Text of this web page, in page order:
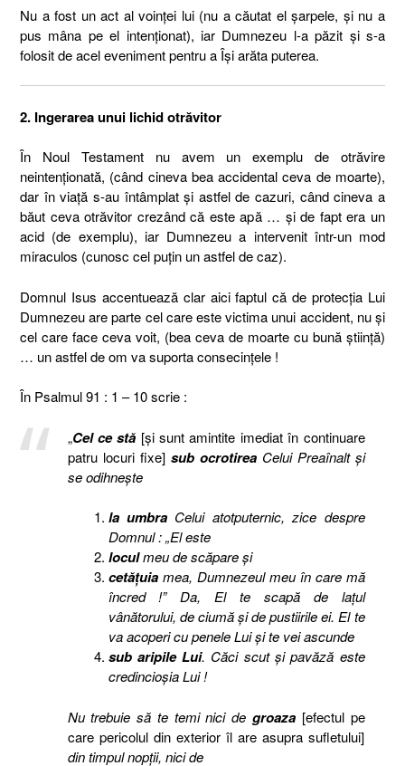
Nu a fost un act al voinţei lui (nu a căutat el şarpele, şi nu a
pus mâna pe el intenţionat), iar Dumnezeu l-a păzit şi s-a
folosit de acel eveniment pentru a Îşi arăta puterea.
2. Ingerarea unui lichid otrăvitor
În Noul Testament nu avem un exemplu de otrăvire
neintenţionată, (când cineva bea accidental ceva de moarte),
dar în viaţă s-au întâmplat şi astfel de cazuri, când cineva a
băut ceva otrăvitor crezând că este apă … şi de fapt era un
acid (de exemplu), iar Dumnezeu a intervenit într-un mod
miraculos (cunosc cel puţin un astfel de caz).
Domnul Isus accentuează clar aici faptul că de protecţia Lui
Dumnezeu are parte cel care este victima unui accident, nu şi
cel care face ceva voit, (bea ceva de moarte cu bună ştiinţă)
… un astfel de om va suporta consecinţele !
În Psalmul 91 : 1 – 10 scrie :
„Cel ce stă [şi sunt amintite imediat în continuare
patru locuri fixe]sub ocrotireaCelui Preaînalt şi
se odihneşte
la umbraCelui atotputernic, zice despre
Domnul : „El este
loculmeu de scăpare şi
cetăţuiamea, Dumnezeul meu în care mă
încred !”Da, El te scapă de laţul
vânătorului, de ciumă şi de pustiirile ei. El te
va acoperi cu penele Luişi te vei ascunde
sub aripile Lui. Căci scut şi pavăză este
credincioşia Lui !
Nu trebuie să te temi nici de groaza[efectul pe
care pericolul din exterior îl are asupra sufletului]
din timpul nopţii, nici de